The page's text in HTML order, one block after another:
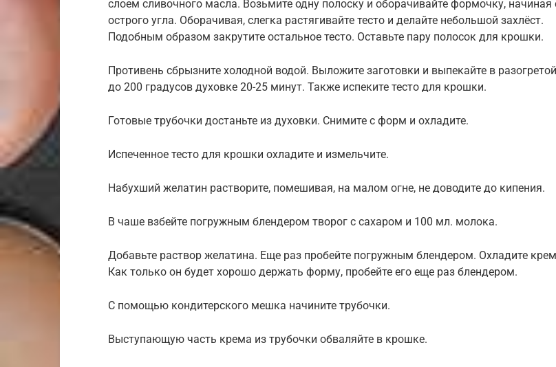
слоем сливочного масла. Возьмите одну полоску и оборачивайте формочку, начиная
острого угла. Оборачивая, слегка растягивайте тесто и делайте небольшой захлёст.
Подобным образом закрутите остальное тесто. Оставьте пару полосок для крошки.
Противень сбрызните холодной водой. Выложите заготовки и выпекайте в разогретой
до 200 градусов духовке 20-25 минут. Также испеките тесто для крошки.
Готовые трубочки достаньте из духовки. Снимите с форм и охладите.
Испеченное тесто для крошки охладите и измельчите.
Набухший желатин растворите, помешивая, на малом огне, не доводите до кипения.
В чаше взбейте погружным блендером творог с сахаром и 100 мл. молока.
Добавьте раствор желатина. Еще раз пробейте погружным блендером. Охладите
Как только он будет хорошо держать форму, пробейте его еще раз блендером.
С помощью кондитерского мешка начините трубочки.
Выступающую часть крема из трубочки обваляйте в крошке.